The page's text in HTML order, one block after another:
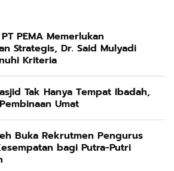
PEMA Memerlukan
Strategis, Dr. Said Mulyadi
Kriteria
Tak Hanya Tempat Ibadah,
Umat
Buka Rekrutmen Pengurus
bagi Putra-Putri